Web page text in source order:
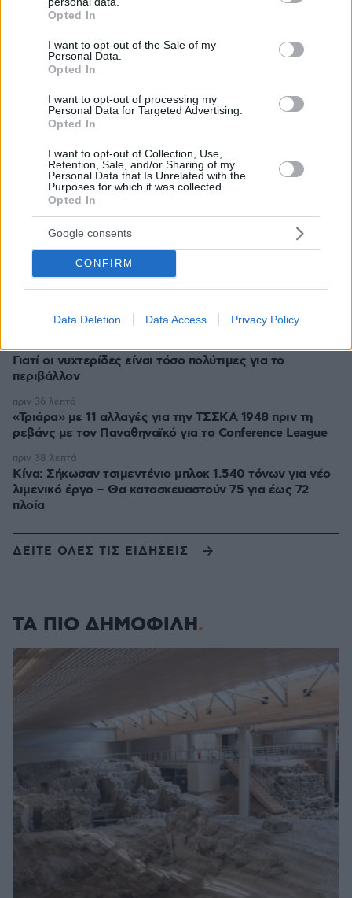
grant or deny consent to Google and its third-party tags to
use your data for below specified purposes in below Google
consent section.
Opted In
I want to opt-out of the Sale of my
Personal Data.
Opted In
I want to opt-out of processing my
Personal Data for Targeted Advertising.
Opted In
I want to opt-out of Collection, Use,
Retention, Sale, and/or Sharing of my
Personal Data that Is Unrelated with the
Purposes for which it was collected.
Opted In
Google consents
CONFIRM
Data Deletion Data Access Privacy Policy
Χανιά: 17χρονη κατήγγειλε ότι την κλείδωσε σε σπίτι
πριν 8 λεπτά
αξίζει να ανακαλύψετε
πριν 10 λεπτά
Έβερεστ μπορεί να δώσει πίσω έναν από τους νεκρούς
πριν 13 λεπτά
Χόρχε Μέσι: Ο εργάτης από το Ροσάριο που πήρε τον
13χρονο Λιονέλ από το χέρι και άλλαξε την ιστορία του
ποδοσφαίρου με μια υπογραφή σε... χαρτοπετσέτα
πριν 19 λεπτά
Συνελήφθη ανήλικος μαθητής στη Φλόριντα: Σχεδίαζε
εκρηκτικοί μηχανισμοί στο δωμάτιό του
Γιατί οι νυχτερίδες είναι τόσο πολύτιμες για το
περιβάλλον
«Τριάρα» με 11 αλλαγές για την ΤΣΣΚΑ 1948 πριν τη
ρεβάνς με τον Παναθηναϊκό για το Conference League
πριν 36 λεπτά
Κίνα: Σήκωσαν τσιμεντένιο μπλοκ 1.540 τόνων για νέο
λιμενικό έργο – Θα κατασκευαστούν 75 για έως 72
πλοία
πριν 38 λεπτά
ΔΕΙΤΕ ΟΛΕΣ ΤΙΣ ΕΙΔΗΣΕΙΣ
ΤΑ ΠΙΟ ΔΗΜΟΦΙΛΗ